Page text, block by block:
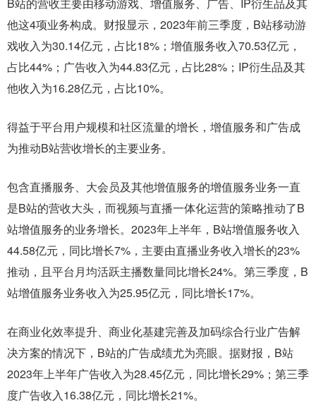
他这4项业务构成。财报显示，2023年前三季度，B站移动游
戏收入为30.14亿元，占比18%；增值服务收入70.53亿元，
占比44%；广告收入为44.83亿元，占比28%；IP衍生品及其
他收入为16.28亿元，占比10%。
得益于平台用户规模和社区流量的增长，增值服务和广告成
为推动B站营收增长的主要业务。
包含直播服务、大会员及其他增值服务的增值服务业务一直
是B站的营收大头，而视频与直播一体化运营的策略推动了B
站增值服务的业务增长。2023年上半年，B站增值服务收入
44.58亿元，同比增长7%，主要由直播业务收入增长的23%
推动，且平台月均活跃主播数量同比增长24%。第三季度，B
站增值服务业务收入为25.95亿元，同比增长17%。
在商业化效率提升、商业化基建完善及加码综合行业广告解
决方案的情况下，B站的广告成绩尤为亮眼。据财报，B站
2023年上半年广告收入为28.45亿元，同比增长29%；第三季
度广告收入16.38亿元，同比增长21%。